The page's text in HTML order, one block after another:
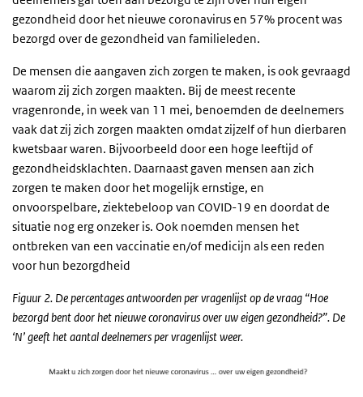
gezondheid door het nieuwe coronavirus en 57% procent was
bezorgd over de gezondheid van familieleden.
De mensen die aangaven zich zorgen te maken, is ook gevraagd
waarom zij zich zorgen maakten. Bij de meest recente
vragenronde, in week van 11 mei, benoemden de deelnemers
vaak dat zij zich zorgen maakten omdat zijzelf of hun dierbaren
kwetsbaar waren. Bijvoorbeeld door een hoge leeftijd of
gezondheidsklachten. Daarnaast gaven mensen aan zich
zorgen te maken door het mogelijk ernstige, en
onvoorspelbare, ziektebeloop van COVID-19 en doordat de
situatie nog erg onzeker is. Ook noemden mensen het
ontbreken van een vaccinatie en/of medicijn als een reden
voor hun bezorgdheid
Figuur 2. De percentages antwoorden per vragenlijst op de vraag “Hoe
bezorgd bent door het nieuwe coronavirus over uw eigen gezondheid?”. De
‘N’ geeft het aantal deelnemers per vragenlijst weer.